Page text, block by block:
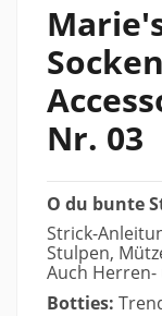
Nr. 03
O du bunte
Strick-
Stulpen,
Auch
Botties: